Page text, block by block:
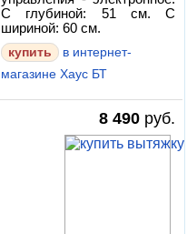
С глубиной: 51 см. С
шириной: 60 см.
купить
в интернет-
магазине Хаус БТ
8 490 руб.